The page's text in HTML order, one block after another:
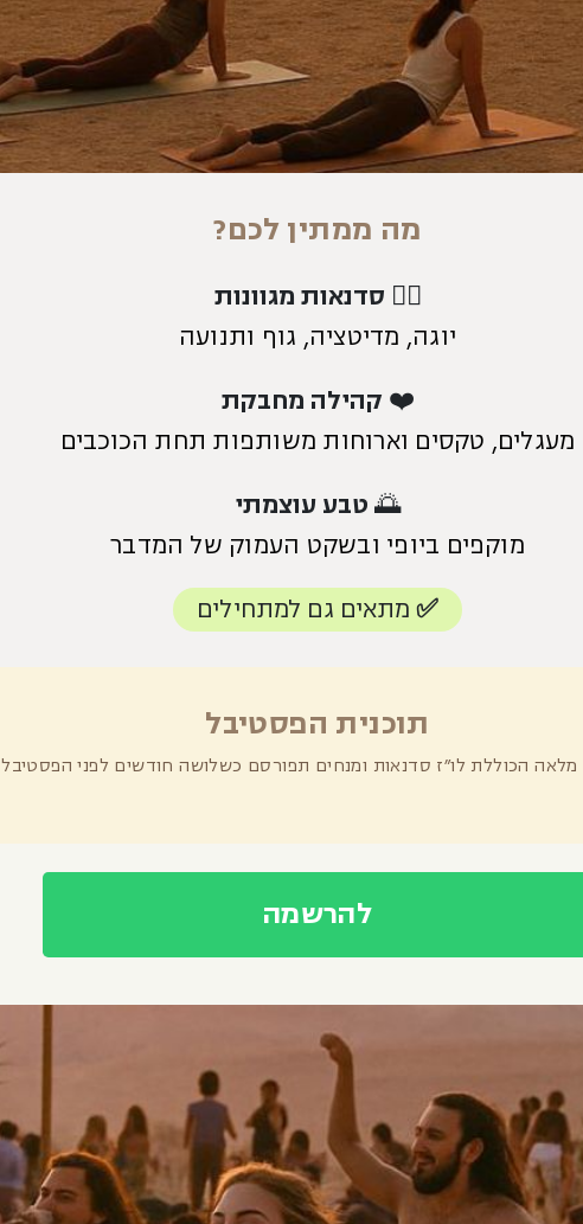
מה ממתין לכם?
🧘‍♀️ סדנאות מגוונות
יוגה, מדיטציה, גוף ותנועה
❤️קהילה מחבקת
מעגלים, טקסים וארוחות משותפות תחת הכוכבים
🌅 טבע עוצמתי
מוקפים ביופי ובשקט העמוק של המדבר
✅ מתאים גם למתחילים
תוכנית הפסטיבל
מלאה הכוללת לו״ז סדנאות ומנחים תפורסם כשלושה חודשים לפני הפסטיבל
להרשמה